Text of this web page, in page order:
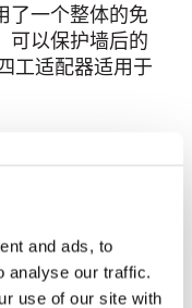
and ads, to
analyse our traffic.
use of our site with
了一个整体的免
可以保护墙后的
工适配器适用于